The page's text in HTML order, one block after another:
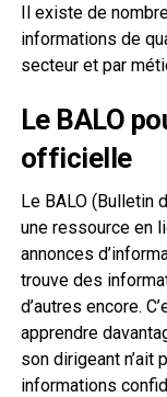
Il existe de
informations de
secteur et par
Le BALO
officielle
Le BALO (Bulletin
une ressource en
annonces
trouve des
d’autres encore.
apprendre
son dirigeant n’ait
informations